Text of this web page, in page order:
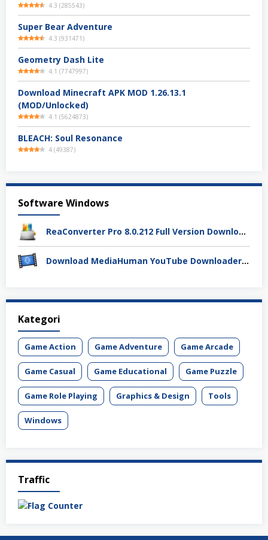
4.3 (285543)
Super Bear Adventure
4.3 (931471 )
Geometry Dash Lite
4.1 (7747997)
Download Minecraft APK MOD 1.26.13.1
(MOD/Unlocked)
4.1 (5624873)
BLEACH: Soul Resonance
4 (49387)
Software Windows
ReaConverter Pro 8.0.212 Full Version Download – Batch Convert Gambar Super Cepat
Download MediaHuman YouTube Downloader 3.9.19 (1803) Full Activation
Kategori
Game Action Game Adventure Game Arcade
Game Casual Game Educational Game Puzzle
Game Role Playing Graphics & Design Tools
Windows
Traffic